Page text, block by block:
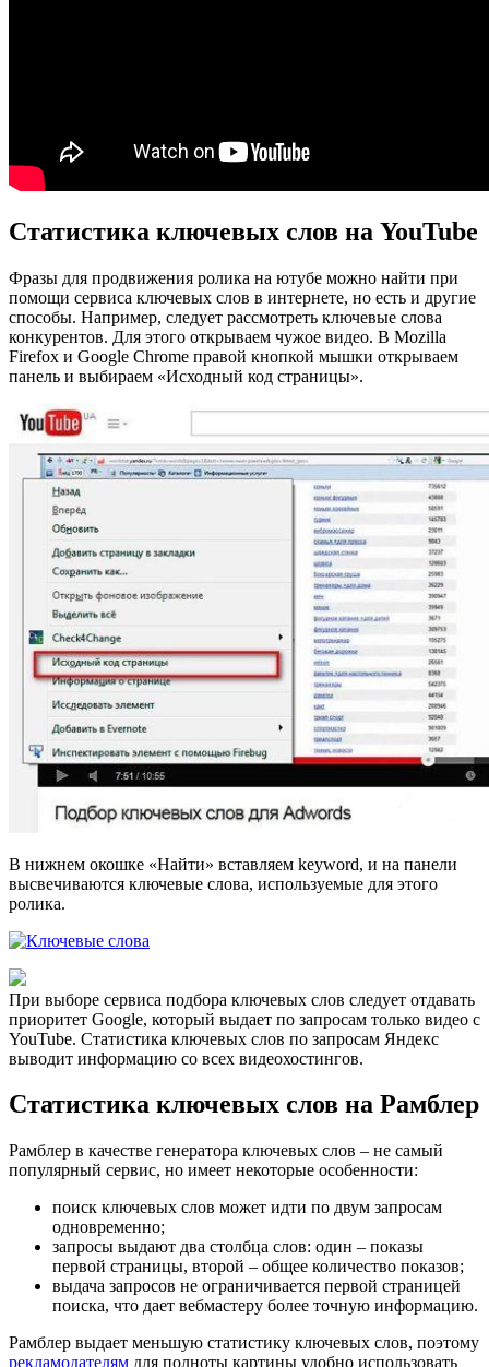
Статистика ключевых слов на YouTube
Фразы для продвижения ролика на ютубе можно найти при
помощи сервиса ключевых слов в интернете, но есть и другие
способы. Например, следует рассмотреть ключевые слова
конкурентов. Для этого открываем чужое видео. В Mozilla
Firefox и Google Chrome правой кнопкой мышки открываем
панель и выбираем «Исходный код страницы».
В нижнем окошке «Найти» вставляем keyword, и на панели
высвечиваются ключевые слова, используемые для этого
ролика.
При выборе сервиса подбора ключевых слов следует отдавать
приоритет Google, который выдает по запросам только видео с
YouTube. Статистика ключевых слов по запросам Яндекс
выводит информацию со всех видеохостингов.
Статистика ключевых слов на Рамблер
Рамблер в качестве генератора ключевых слов – не самый
популярный сервис, но имеет некоторые особенности:
поиск ключевых слов может идти по двум запросам
одновременно;
запросы выдают два столбца слов: один – показы
первой страницы, второй – общее количество показов;
выдача запросов не ограничивается первой страницей
поиска, что дает вебмастеру более точную информацию.
Рамблер выдает меньшую статистику ключевых слов, поэтому
рекламодателям для полноты картины удобно использовать